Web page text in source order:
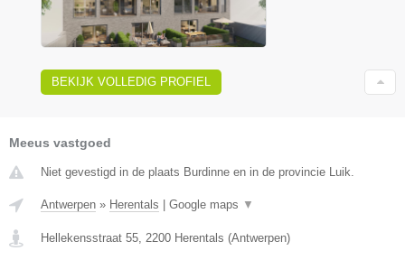
BEKIJK VOLLEDIG PROFIEL
Meeus vastgoed
Niet gevestigd in de plaats Burdinne en in de provincie Luik.
Antwerpen » Herentals Google maps ▼
Hellekensstraat 55, 2200 Herentals (Antwerpen)